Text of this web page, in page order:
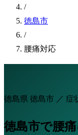
/
徳島市
/
腰痛対応
徳島県 徳島市 ／ 症
徳島市で腰